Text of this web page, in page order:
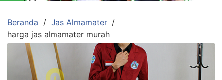
Beranda
Jas Almamater
harga jas almamater murah